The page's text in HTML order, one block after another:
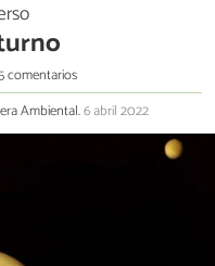
comentarios
Ambiental.6 abril 2022